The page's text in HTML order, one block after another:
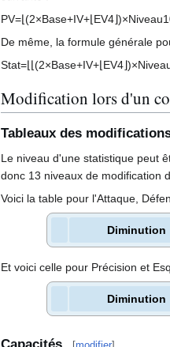
PV=⌊(2×Base+IV+⌊EV4⌋)×Niveau
De même, la formule générale
Stat=⌊⌊(2×Base+IV+⌊EV4⌋)×Nivea
Modification lors d'un
Tableaux des
Le niveau d'une statistique peut
donc 13 niveaux de modification
Voici la table pour l'Attaque,
Diminution
Et voici celle pour Précision et
Diminution
Capacités